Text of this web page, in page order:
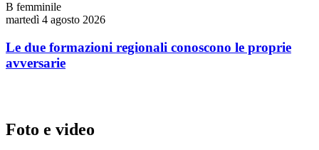
B femminile
martedì 4 agosto 2026
Le due formazioni regionali conoscono le proprie
avversarie
Foto e video